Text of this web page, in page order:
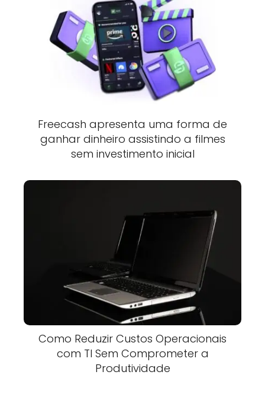
Freecash apresenta uma forma de
ganhar dinheiro assistindo a filmes
sem investimento inicial
Como Reduzir Custos Operacionais
com TI Sem Comprometer a
Produtividade